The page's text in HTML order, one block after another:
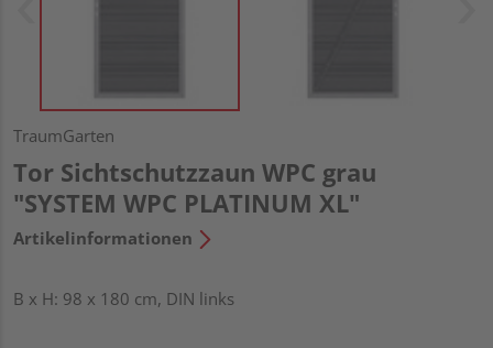
TraumGarten
Tor Sichtschutzzaun WPC grau
"SYSTEM WPC PLATINUM XL"
Artikelinformationen
B x H: 98 x 180 cm, DIN links